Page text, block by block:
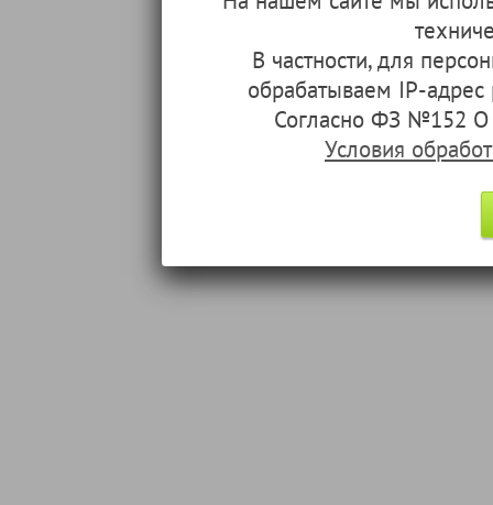
В частности, для
обрабатываем IP-
Согласно ФЗ №152 О
Условия